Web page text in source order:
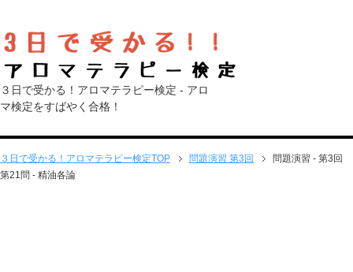
３日で受かる！アロマテラピー検定 - アロ
マ検定をすばやく合格！
３日で受かる！アロマテラピー検定TOP 問題演習 第3回
問題演習 - 第3回
第21問 - 精油各論